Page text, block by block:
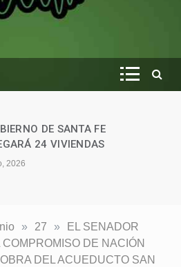
DE SANTA FE
24 VIVIENDAS
2026
» 27 »
EL SENADOR
DE NACIÓN
DEL ACUEDUCTO SAN